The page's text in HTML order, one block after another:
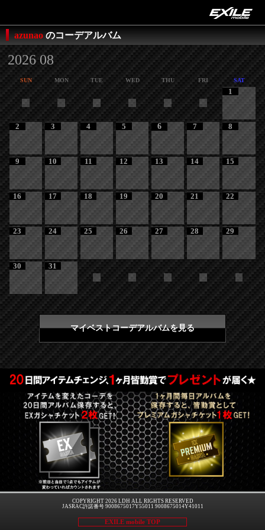
azunao のコーデアルバム
2026 08
SUN MON TUE WED THU FRI SAT
1
2 3 4 5 6 7 8
9 10 11 12 13 14 15
16 17 18 19 20 21 22
23 24 25 26 27 28 29
30 31
マイベストコーデアルバムを見る
COPYRIGHT 2026 LDH ALL RIGHTS RESERVED
JASRAC許諾番号 9008675017Y55011 9008675014Y41011
EXILE mobile TOP